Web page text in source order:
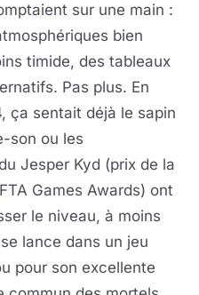
sur une main :
bien
timide, des tableaux
Pas plus. En
ça sentait déjà le sapin
son ou les
Jesper Kyd (prix de la
Games Awards) ont
le niveau, à moins
lance dans un jeu
pour son excellente